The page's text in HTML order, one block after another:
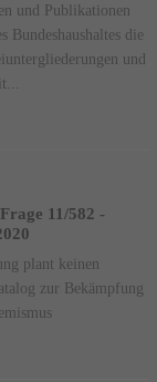
und Publikationen
Bundeshaushaltes die
und
11/582 -
plant keinen
zur Bekämpfung